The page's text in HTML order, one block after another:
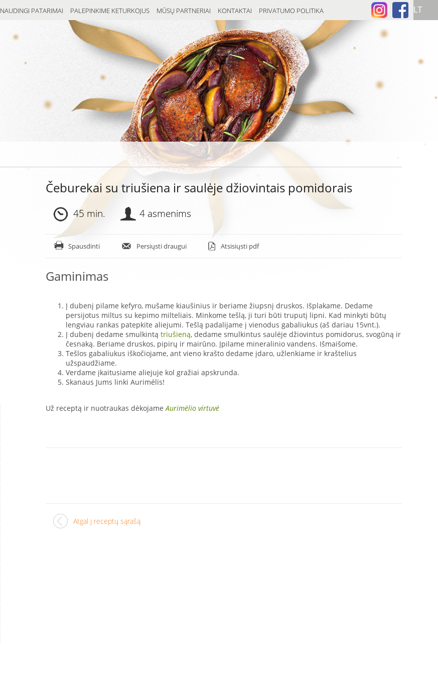
NAUDINGI PATARIMAI PALEPINKIME KETURKOJUS MŪSŲ PARTNERIAI KONTAKTAI PRIVATUMO POLITIKA
Čeburekai su triušiena ir saulėje džiovintais pomidorais
45 min. 4 asmenims
Spausdinti Persiųsti draugui Atsisiųsti pdf
Gaminimas
Į dubenį pilame kefyro, mušame kiaušinius ir beriame žiupsnį druskos. Išplakame. Dedame
persijotus miltus su kepimo milteliais. Minkome tešlą, ji turi būti truputį lipni. Kad minkyti būtų
lengviau rankas patepkite aliejumi. Tešlą padalijame į vienodus gabaliukus (aš dariau 15vnt.).
Į dubenį dedame smulkintą triušieną, dedame smulkintus saulėje džiovintus pomidorus, svogūną ir
česnaką. Beriame druskos, pipirų ir mairūno. Įpilame mineralinio vandens. Išmaišome.
Tešlos gabaliukus iškočiojame, ant vieno krašto dedame įdaro, užlenkiame ir kraštelius
užspaudžiame.
Verdame įkaitusiame aliejuje kol gražiai apskrunda.
Skanaus Jums linki Aurimėlis!
Už receptą ir nuotraukas dėkojameAurimėlio virtuvė
Atgal į receptų sąrašą